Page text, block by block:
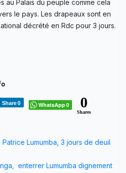
au Palais du peuple comme cela
le pays. Les drapeaux sont en
décrété en Rdc pour 3 jours.
Share0 WhatsApp0 0
Shares
Lumumba, 3 jours de deuil
enterrer Lumumba dignement